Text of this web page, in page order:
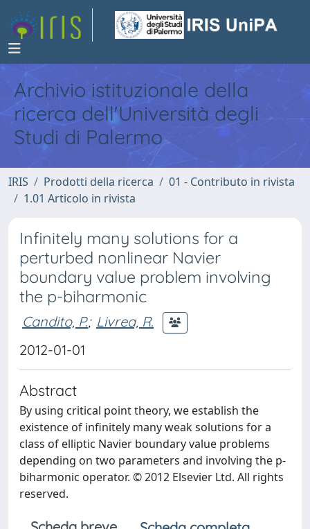
Archivio istituzionale della
ricerca dell'Università degli
Studi di Palermo
IRIS Prodotti della ricerca
01 - Contributo in rivista
1.01 Articolo in rivista
Infinitely many solutions for a
perturbed nonlinear Navier
boundary value problem involving
the p-biharmonic
Candito, P.; Livrea, R.
2012-01-01
Abstract
By using critical point theory, we establish the
existence of infinitely many weak solutions for a
class of elliptic Navier boundary value problems
depending on two parameters and involving the p-
biharmonic operator. © 2012 Elsevier Ltd. All rights
reserved.